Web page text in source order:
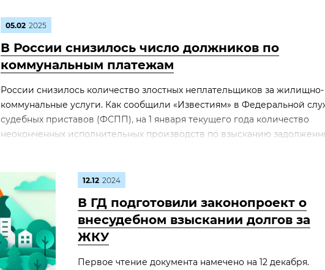
05.02 2025
В России снизилось число должников по
коммунальным платежам
России снизилось количество злостных неплательщиков за жилищно-
коммунальные услуги. Как сообщили «Известиям» в Федеральной
судебных приставов (ФСПП), на 1 января текущего года количество
неоконченных исполнительных производств по взысканию
12.12 2024
В ГД подготовили законопроект о
внесудебном взыскании долгов за
ЖКУ
Первое чтение документа намечено на 12 декабря.